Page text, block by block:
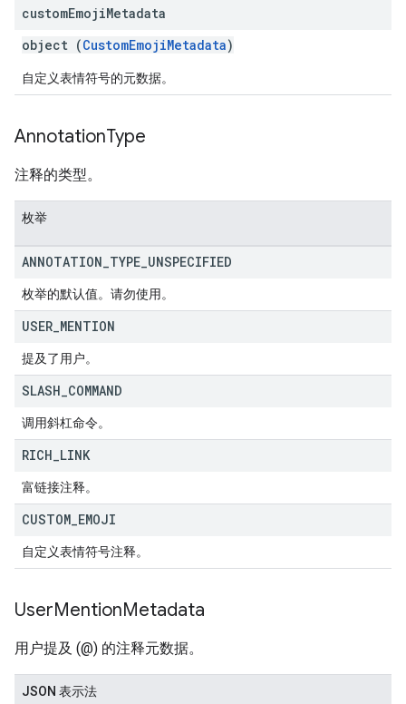
customEmojiMetadata
object (CustomEmojiMetadata)
自定义表情符号的元数据。
AnnotationType
注释的类型。
枚举
ANNOTATION TYPE UNSPECIFIED
枚举的默认值。请勿使用。
USER MENTION
提及了用户。
SLASH COMMAND
调用斜杠命令。
RICH LINK
富链接注释。
CUSTOM EMOJI
自定义表情符号注释。
UserMentionMetadata
用户提及 (@) 的注释元数据。
JSON 表示法